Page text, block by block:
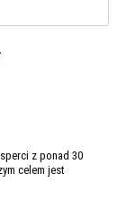
z ponad 30
celem jest